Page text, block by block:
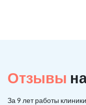
Отзывы
За 9 лет работы